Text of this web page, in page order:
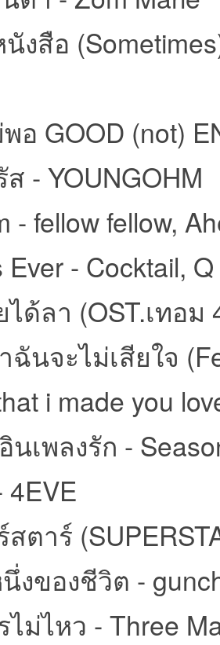
งสือ
อ GOOD (not)
- YOUNGOHM
- fellow fellow,
Ever - Cocktail,
ได้ลา (OST.เทอม
ฉันจะไม่เสียใจ
i made you
นเพลงรัก -
4EVE
ตาร์
งของชีวิต -
ไม่ไหว - Three